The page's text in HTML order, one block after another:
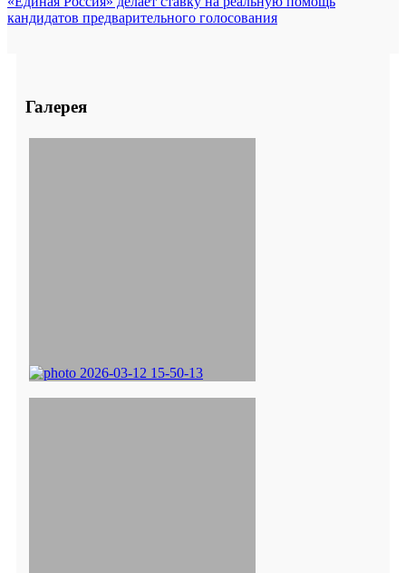
кандидатов предварительного голосования
Галерея